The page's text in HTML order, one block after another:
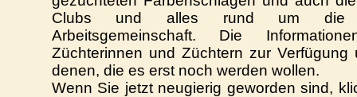
Clubs und alles rund um die
Arbeitsgemeinschaft. Die
Züchterinnen und Züchtern zur Verfügung
denen, die es erst noch werden wollen.
Wenn Sie jetzt neugierig geworden sind,